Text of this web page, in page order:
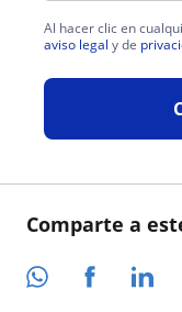
Comparte a
Al hacer clic en
aviso legal y de